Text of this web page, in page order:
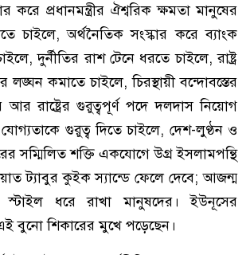
করে প্রধানমন্ত্রীর ঐশ্বরিক ক্ষমতা মানুষের
চাইলে, অর্থনৈতিক সংস্কার করে ব্যাংক
দুর্নীতির রাশ টেনে ধরতে চাইলে, রাষ্ট্র
লঙ্ঘন কমাতে চাইলে, চিরস্থায়ী বন্দোবস্তের
আর রাষ্ট্রের গুরুত্বপূর্ণ পদে দলদাস নিয়োগ
গুরুত্ব দিতে চাইলে, দেশ-লুণ্ঠন ও
সম্মিলিত শক্তি একযোগে উগ্র ইসলামপন্থি
ট্যাবুর কুইক স্যান্ডে ফেলে দেবে; আজন্ম
স্টাইল ধরে রাখা মানুষদের। ইউনূসের
বুনো শিকারের মুখে পড়েছেন।